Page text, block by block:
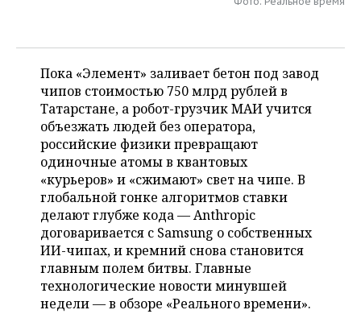
ОТКРЫТАЯ ЛЕКЦИЯ
БАСКЕТБОЛ
ВОЛЕЙБОЛ
КИБЕРСПОРТ
ФИГУРНОЕ КАТАНИЕ
ВОДНЫЕ ВИДЫ СПОРТА
ХОККЕЙ С МЯЧОМ
ИНФРАСТРУКТУРА
ИСТОРИЯ
КУЛЬТУРА
МЕДИЦИНА
ОБРАЗОВАНИЕ
ПРОИСШЕСТВИЯ
СПРАВОЧНИК
СПИСОК ПЕРСОН
СПИСОК КОМПАНИЙ
ПОЛНАЯ ВЕРСИЯ
Пока «Элемент» заливает бетон под завод
чипов стоимостью 750 млрд рублей в
Татарстане, а робот-грузчик МАИ учится
объезжать людей без оператора,
российские физики превращают
одиночные атомы в квантовых
«курьеров» и «сжимают» свет на чипе. В
глобальной гонке алгоритмов ставки
делают глубже кода — Anthropic
договаривается с Samsung о собственных
ИИ-чипах, и кремний снова становится
главным полем битвы. Главные
технологические новости минувшей
недели — в обзоре «Реального времени».